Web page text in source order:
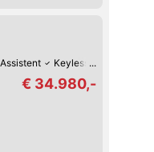
Keyless Go
€ 34.980,-